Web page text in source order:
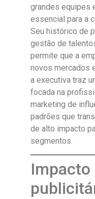
grandes equipes
essencial para a
Seu histórico de
gestão de
permite que a
novos mercados
a executiva traz
focada na
marketing de
padrões que
de alto impacto
segmentos.
Impacto